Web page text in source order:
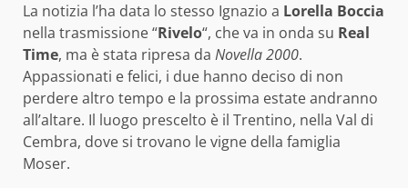
La notizia l’ha data lo stesso Ignazio a Lorella Boccia
nella trasmissione “Rivelo“, che va in onda su Real
Time, ma è stata ripresa da Novella 2000.
Appassionati e felici, i due hanno deciso di non
perdere altro tempo e la prossima estate andranno
all’altare. Il luogo prescelto è il Trentino, nella Val di
Cembra, dove si trovano le vigne della famiglia
Moser.